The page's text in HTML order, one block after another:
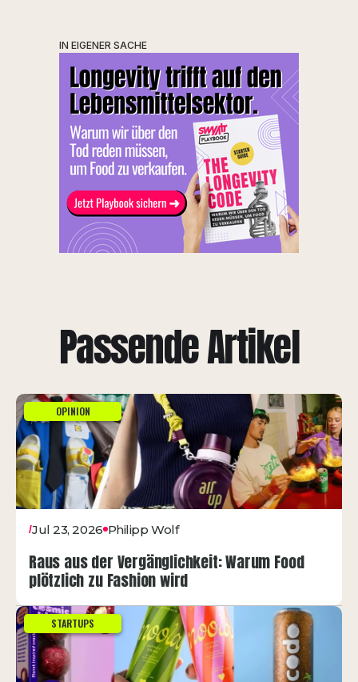
IN EIGENER SACHE
Passende Artikel
OPINION
/Jul 23, 2026 Philipp Wolf
Raus aus der Vergänglichkeit: Warum Food
plötzlich zu Fashion wird
STARTUPS